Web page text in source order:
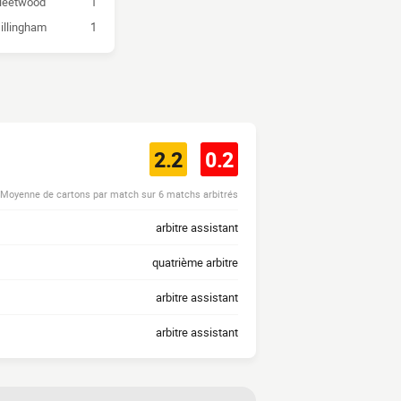
1
2.2 0.2
Moyenne de cartons par match sur 6 matchs arbitrés
arbitre assistant
quatrième arbitre
arbitre assistant
arbitre assistant